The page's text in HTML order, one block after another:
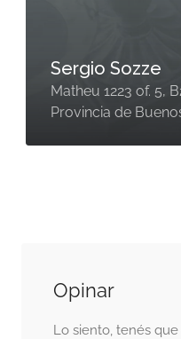
Sergio Sozze
Matheu 1223 of. 5,
Provincia de
Opinar
Lo siento, tenés